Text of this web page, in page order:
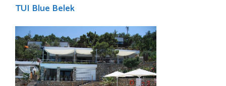
TUI Blue Belek